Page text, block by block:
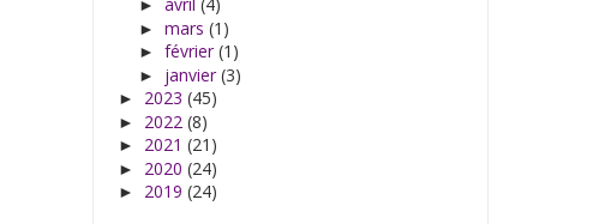
►
► mars (1)
► février (1)
► janvier (3)
► 2023 (45)
► 2022 (8)
► 2021 (21)
► 2020 (24)
► 2019 (24)